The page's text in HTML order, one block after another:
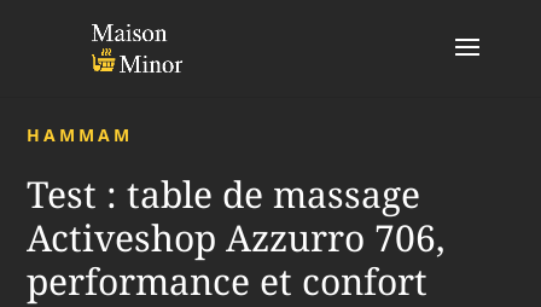
HAMMAM
Test : table de massage
Activeshop Azzurro 706,
performance et confort